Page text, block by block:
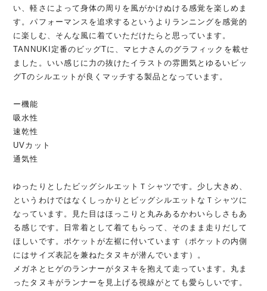
い、軽さによって身体の周りを風がかけぬける感覚を楽しめま
す。パフォーマンスを追求するというよりランニングを感覚的
に楽しむ、そんな風に着ていただけたらと思っています。
TANNUKI定番のビッグTに、マヒナさんのグラフィックを載せ
ました。いい感じに力の抜けたイラストの雰囲気とゆるいビッ
グTのシルエットが良くマッチする製品となっています。
ー機能
吸水性
速乾性
UVカット
通気性
ゆったりとしたビッグシルエットＴシャツです。少し大きめ、
というわけではなくしっかりとビッグシルエットなＴシャツに
なっています。見た目はほっこりと丸みあるかわいらしさもあ
る感じです。日常着として着てもらって、そのまま走りだして
ほしいです。ポケットが左裾に付いています（ポケットの内側
にはサイズ表記を兼ねたタヌキが潜んでいます）。
メガネとヒゲのランナーがタヌキを抱えて走っています。丸ま
ったタヌキがランナーを見上げる視線がとても愛らしいです。